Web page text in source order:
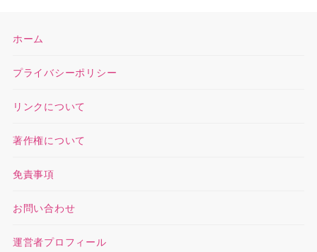
ホーム
プライバシーポリシー
リンクについて
著作権について
免責事項
お問い合わせ
運営者プロフィール